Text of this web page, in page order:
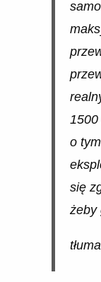
o
się
żeby